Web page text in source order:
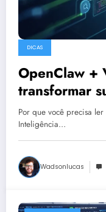
DICAS
OpenClaw +
transformar
de Comando
em 2026
Por que você precisa
Inteligência…
Wadsonlucas